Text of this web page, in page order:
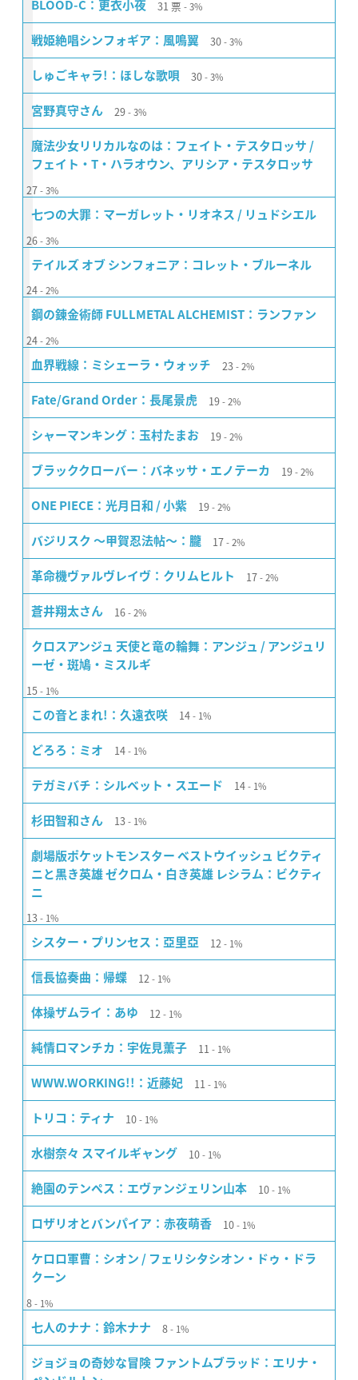
BLOOD-C：更衣小夜 31 票 3%
戦姫絶唱シンフォギア：風鳴翼 30 3%
しゅごキャラ!：ほしな歌唄 30 3%
宮野真守さん 29 3%
魔法少女リリカルなのは：フェイト・テスタロッサ /
フェイト・T・ハラオウン、アリシア・テスタロッサ
27 3%
七つの大罪：マーガレット・リオネス / リュドシエル
26 3%
テイルズ オブ シンフォニア：コレット・ブルーネル
24 2%
鋼の錬金術師 FULLMETAL ALCHEMIST：ランファン
24 2%
血界戦線：ミシェーラ・ウォッチ 23 2%
Fate/Grand Order：長尾景虎 19 2%
シャーマンキング：玉村たまお 19 2%
ブラッククローバー：バネッサ・エノテーカ 19 2%
ONE PIECE：光月日和 / 小紫 19 2%
バジリスク 〜甲賀忍法帖〜：朧 17 2%
革命機ヴァルヴレイヴ：クリムヒルト 17 2%
蒼井翔太さん 16 2%
クロスアンジュ 天使と竜の輪舞：アンジュ / アンジュリ
ーゼ・斑鳩・ミスルギ
15 1%
この音とまれ!：久遠衣咲 14 1%
どろろ：ミオ 14 1%
テガミバチ：シルベット・スエード 14 1%
杉田智和さん 13 1%
劇場版ポケットモンスター ベストウイッシュ ビクティ
ニと黒き英雄 ゼクロム・白き英雄 レシラム：ビクティ
ニ
13 1%
シスター・プリンセス：亞里亞 12 1%
信長協奏曲：帰蝶 12 1%
体操ザムライ：あゆ 12 1%
純情ロマンチカ：宇佐見薫子 11 1%
WWW.WORKING!!：近藤妃 11 1%
トリコ：ティナ 10 1%
水樹奈々 スマイルギャング 10 1%
絶園のテンペス：エヴァンジェリン山本 10 1%
ロザリオとバンパイア：赤夜萌香 10 1%
ケロロ軍曹：シオン / フェリシタシオン・ドゥ・ドラ
クーン
8 1%
七人のナナ：鈴木ナナ 8 1%
ジョジョの奇妙な冒険 ファントムブラッド：エリナ・